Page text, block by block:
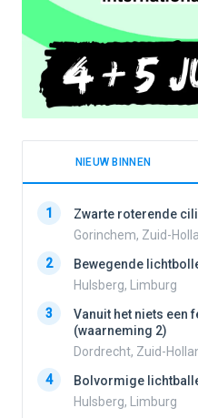
NIEUW BINNEN
1
Zwarte roterende
Gorinchem, Zuid-
2
Bewegende
Hulsberg, Limburg
3
Vanuit het niets een
(waarneming 2)
Dordrecht, Zuid-
4
Bolvormige
Hulsberg, Limburg